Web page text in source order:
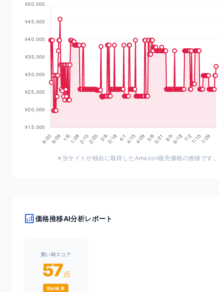
※当サイトが独自に取得したAmazon販売価格の推移です。
analytics価格推移AI分析レポート
買い時スコア
57 点
Rank B